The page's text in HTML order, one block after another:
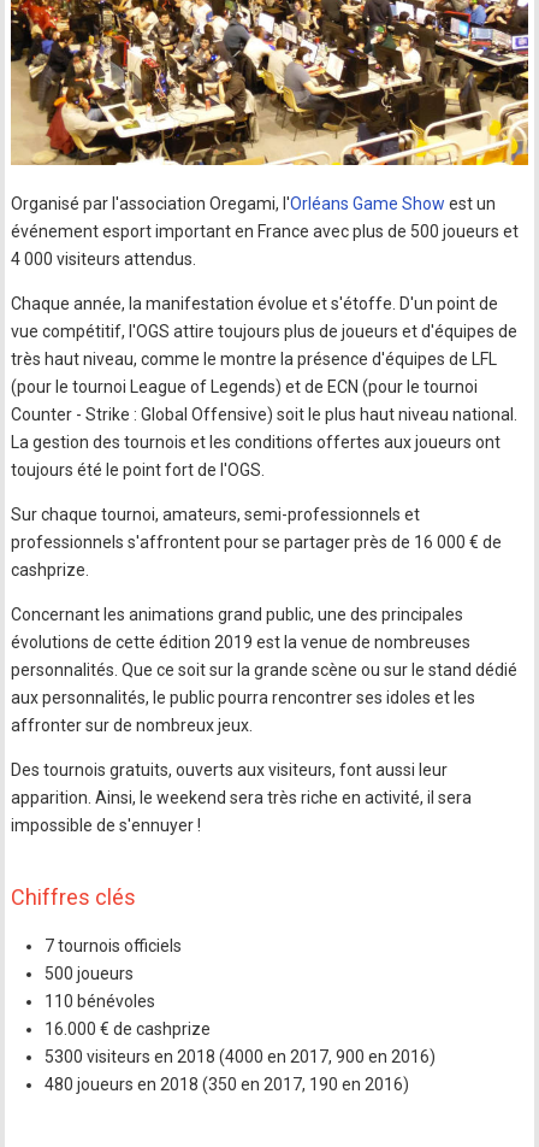
Organisé par l'association Oregami, l'Orléans Game Show est un
événement esport important en France avec plus de 500 joueurs et
4 000 visiteurs attendus.
Chaque année, la manifestation évolue et s'étoffe. D'un point de
vue compétitif, l'OGS attire toujours plus de joueurs et d'équipes de
très haut niveau, comme le montre la présence d'équipes de LFL
(pour le tournoi League of Legends) et de ECN (pour le tournoi
Counter - Strike : Global Offensive) soit le plus haut niveau national.
La gestion des tournois et les conditions offertes aux joueurs ont
toujours été le point fort de l'OGS.
Sur chaque tournoi, amateurs, semi-professionnels et
professionnels s'affrontent pour se partager près de 16 000 € de
cashprize.
Concernant les animations grand public, une des principales
évolutions de cette édition 2019 est la venue de nombreuses
personnalités. Que ce soit sur la grande scène ou sur le stand dédié
aux personnalités, le public pourra rencontrer ses idoles et les
affronter sur de nombreux jeux.
Des tournois gratuits, ouverts aux visiteurs, font aussi leur
apparition. Ainsi, le weekend sera très riche en activité, il sera
impossible de s'ennuyer !
Chiffres clés
7 tournois officiels
500 joueurs
110 bénévoles
16.000 € de cashprize
5300 visiteurs en 2018 (4000 en 2017, 900 en 2016)
480 joueurs en 2018 (350 en 2017, 190 en 2016)